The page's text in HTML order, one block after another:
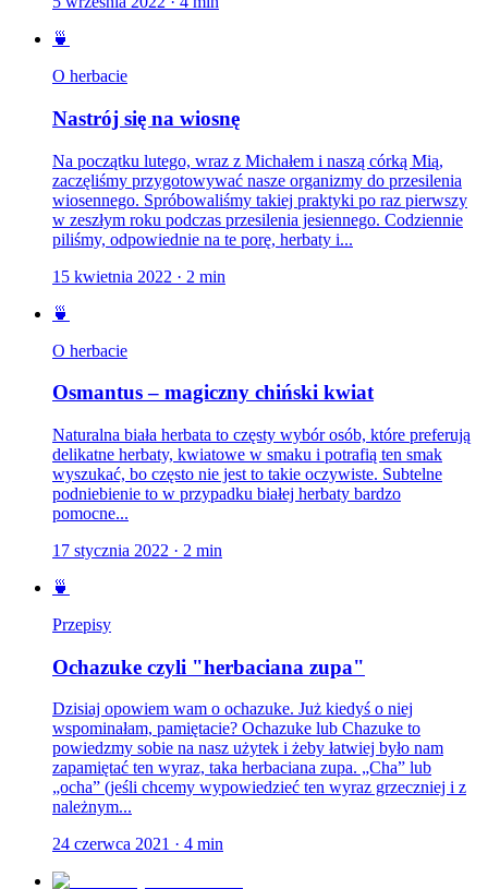
🍵
O herbacie
Nastrój się na wiosnę
Na początku lutego, wraz z Michałem i naszą córką Mią,
zaczęliśmy przygotowywać nasze organizmy do przesilenia
wiosennego. Spróbowaliśmy takiej praktyki po raz pierwszy
w zeszłym roku podczas przesilenia jesiennego. Codziennie
piliśmy, odpowiednie na te porę, herbaty i...
15 kwietnia 2022 · 2 min
🍵
O herbacie
Osmantus – magiczny chiński kwiat
Naturalna biała herbata to częsty wybór osób, które preferują
delikatne herbaty, kwiatowe w smaku i potrafią ten smak
wyszukać, bo często nie jest to takie oczywiste. Subtelne
podniebienie to w przypadku białej herbaty bardzo
pomocne...
17 stycznia 2022 · 2 min
🍵
Przepisy
Ochazuke czyli "herbaciana zupa"
Dzisiaj opowiem wam o ochazuke. Już kiedyś o niej
wspominałam, pamiętacie? Ochazuke lub Chazuke to
powiedzmy sobie na nasz użytek i żeby łatwiej było nam
zapamiętać ten wyraz, taka herbaciana zupa. „Cha” lub
„ocha” (jeśli chcemy wypowiedzieć ten wyraz grzeczniej i z
należnym...
24 czerwca 2021 · 4 min